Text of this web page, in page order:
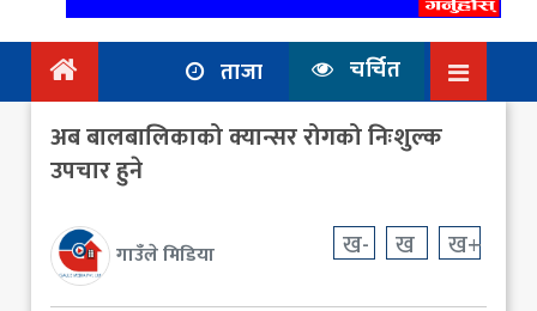
अन्तर्वार्ता
/ विचार
प्रदेश
विश्व
ट्राभल
ताजा चर्चित
अब बालबालिकाको क्यान्सर रोगको निःशुल्क
उपचार हुने
गाउँले मिडिया ख- ख ख+